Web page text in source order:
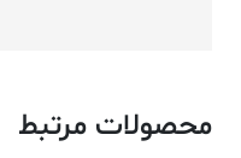
محصولات مرتبط